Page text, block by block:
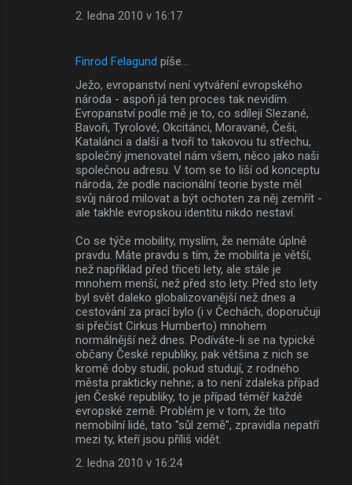
2. ledna 2010 v 16:17
Finrod Felagund píše…
Ježo, evropanství není vytváření evropského
národa - aspoň já ten proces tak nevidím.
Evropanství podle mě je to, co sdílejí Slezané,
Bavoři, Tyrolové, Okcitánci, Moravané, Češi,
Katalánci a další a tvoří to takovou tu střechu,
společný jmenovatel nám všem, něco jako naši
společnou adresu. V tom se to liší od konceptu
národa, že podle nacionální teorie byste měl
svůj národ milovat a být ochoten za něj zemřít -
ale takhle evropskou identitu nikdo nestaví.
Co se týče mobility, myslím, že nemáte úplně
pravdu. Máte pravdu s tím, že mobilita je větší,
než například před třiceti lety, ale stále je
mnohem menší, než před sto lety. Před sto lety
byl svět daleko globalizovanější než dnes a
cestování za prací bylo (i v Čechách, doporučuji
si přečíst Cirkus Humberto) mnohem
normálnější než dnes. Podíváte-li se na typické
občany České republiky, pak většina z nich se
kromě doby studií, pokud studují, z rodného
města prakticky nehne; a to není zdaleka případ
jen České republiky, to je případ téměř každé
evropské země. Problém je v tom, že tito
nemobilní lidé, tato "sůl země", zpravidla nepatří
mezi ty, kteří jsou příliš vidět.
2. ledna 2010 v 16:24